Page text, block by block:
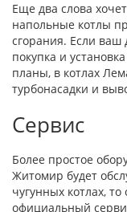
Еще два слова
напольные котлы
сгорания. Если ваш
покупка и
планы, в котлах
турбонасадки и
Сервис
Более простое
Житомир будет
чугунных котлах,
официальный